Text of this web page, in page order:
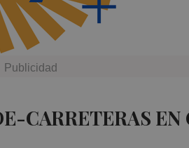
CARRETERAS